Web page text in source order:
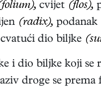
cvijet (flos),
(radix), podanak
dio biljke
i dio biljke koji se
droge se